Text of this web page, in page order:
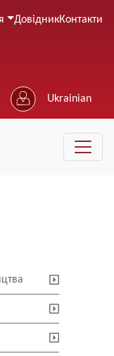
ДовідникКонтакти
Ukrainian